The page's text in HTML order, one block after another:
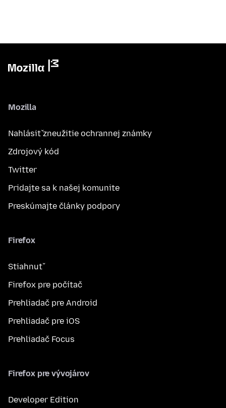
Mozilla
Nahlásiť zneužitie ochrannej známky
Zdrojový kód
Twitter
Pridajte sa k našej komunite
Preskúmajte články podpory
Firefox
Stiahnuť
Firefox pre počítač
Prehliadač pre Android
Prehliadač pre iOS
Prehliadač Focus
Firefox pre vývojárov
Developer Edition